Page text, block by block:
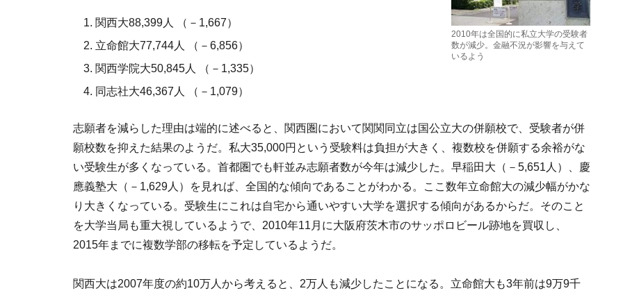
2010年は全国的に私立大学の受験者
数が減少。金融不況が影響を与えて
いるよう
関西大88,399人 （－1,667）
立命館大77,744人 （－6,856）
関西学院大50,845人 （－1,335）
同志社大46,367人 （－1,079）
志願者を減らした理由は端的に述べると、関西圏において関関同立は国公立大の併願校で、受験者が併
願校数を抑えた結果のようだ。私大35,000円という受験料は負担が大きく、複数校を併願する余裕がな
い受験生が多くなっている。首都圏でも軒並み志願者数が今年は減少した。早稲田大（－5,651人）、慶
應義塾大（－1,629人）を見れば、全国的な傾向であることがわかる。ここ数年立命館大の減少幅がかな
り大きくなっている。受験生にこれは自宅から通いやすい大学を選択する傾向があるからだ。そのこと
を大学当局も重大視しているようで、2010年11月に大阪府茨木市のサッポロビール跡地を買収し、
2015年までに複数学部の移転を予定しているようだ。
関西大は2007年度の約10万人から考えると、2万人も減少したことになる。立命館大も3年前は9万9千